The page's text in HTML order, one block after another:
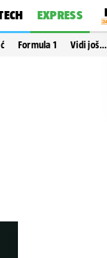
EXPRESS
Formula 1 Vidi još…